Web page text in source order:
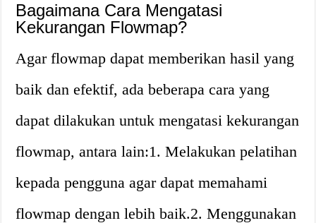
Bagaimana Cara Mengatasi
Kekurangan Flowmap?
Agar flowmap dapat memberikan hasil yang
baik dan efektif, ada beberapa cara yang
dapat dilakukan untuk mengatasi kekurangan
flowmap, antara lain:1. Melakukan pelatihan
kepada pengguna agar dapat memahami
flowmap dengan lebih baik.2. Menggunakan